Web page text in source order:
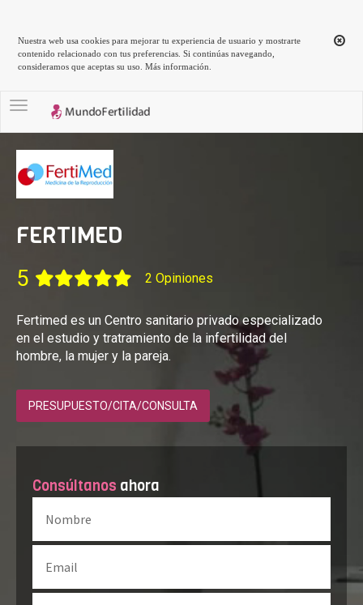
Nuestra web usa cookies para mejorar tu experiencia de usuario y mostrarte
contenido relacionado con tus preferencias. Si continúas navegando,
consideramos que aceptas su uso.Más información
Toggle navigation
FERTIMED
5 2 Opiniones
Fertimed es un Centro sanitario privado especializado
en el estudio y tratramiento de la infertilidad del
hombre, la mujer y la pareja.
PRESUPUESTO/CITA/CONSULTA
Consúltanos ahora